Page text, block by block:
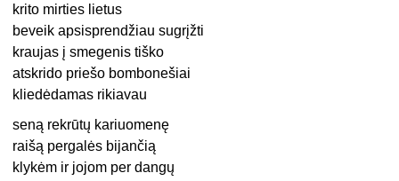
krito mirties lietus
beveik apsisprendžiau sugrįžti
kraujas į smegenis tiško
atskrido priešo bombonešiai
kliedėdamas rikiavau
seną rekrūtų kariuomenę
raišą pergalės bijančią
klykėm ir jojom per dangų